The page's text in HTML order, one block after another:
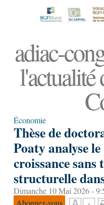
adiac-
l'actualité
Économie
Thèse de
Poaty analyse
croissance
structurelle
Dimanche 10 Mai 2026 -